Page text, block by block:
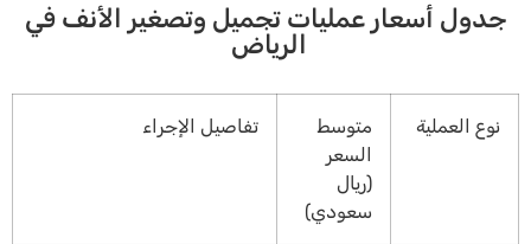
جدول أسعار عمليات تجميل وتصغير الأنف في
الرياض
نوع العملية
متوسط
السعر
(ريال
سعودي)
تفاصيل الإجراء